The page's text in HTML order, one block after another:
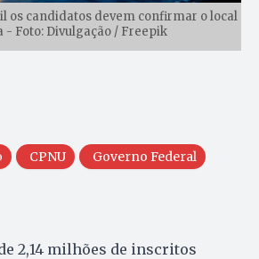
os candidatos devem confirmar o local
- Foto: Divulgação / Freepik
CPNU
Governo Federal
2,14 milhões de inscritos